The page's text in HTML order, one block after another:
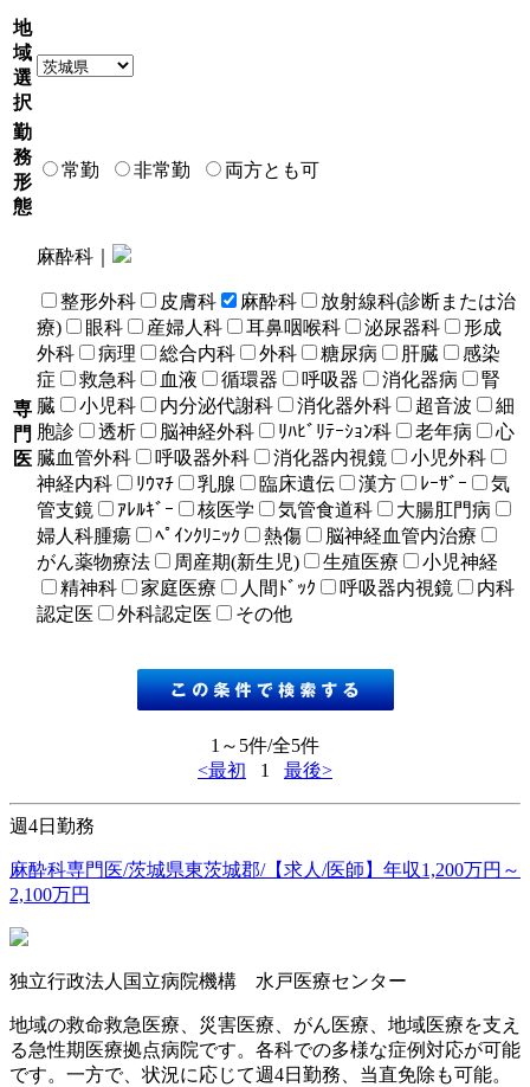
地
域
選
択
勤
務
形
態
常勤 非常勤 両方とも可
専
門
医
麻酔科｜
整形外科 皮膚科 麻酔科
放射線科(診断または治
療)
眼科 産婦人科 耳鼻咽喉科 泌尿器科
形成
外科
病理 総合内科 外科 糖尿病 肝臓
感染
症
救急科 血液 循環器 呼吸器 消化器病
腎
臓
小児科 内分泌代謝科 消化器外科 超音波
細
胞診
透析 脳神経外科 ﾘﾊﾋﾞﾘﾃｰｼｮﾝ科 老年病
心
臓血管外科
呼吸器外科 消化器内視鏡
小児外科
神経内科
ﾘｳﾏﾁ 乳腺 臨床遺伝 漢方 ﾚｰｻﾞｰ
気
管支鏡
ｱﾚﾙｷﾞｰ 核医学 気管食道科
大腸肛門病
婦人科腫瘍
ﾍﾟｲﾝｸﾘﾆｯｸ 熱傷
脳神経血管内治療
がん薬物療法
周産期(新生児) 生殖医療
小児神経
精神科
家庭医療 人間ﾄﾞｯｸ 呼吸器内視鏡
内科
認定医
外科認定医 その他
1～5件/全5件
<最初
1 最後>
週4日勤務
麻酔科専門医/茨城県東茨城郡/【求人/医師】年収1,200万円～
2,100万円
独立行政法人国立病院機構 水戸医療センター
地域の救命救急医療、災害医療、がん医療、地域医療を支え
る急性期医療拠点病院です。各科での多様な症例対応が可能
です。一方で、状況に応じて週4日勤務、当直免除も可能。